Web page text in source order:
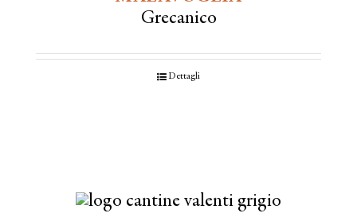
Grecanico
Dettagli